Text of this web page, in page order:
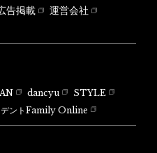
告掲載
運営会社
dancyu
STYLE
デントFamily Online